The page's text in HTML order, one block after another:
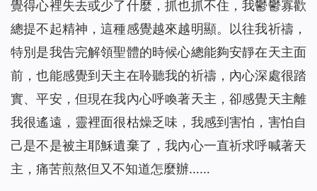
覺得心裡失去或少了什麼，抓也抓不住，我鬱鬱寡歡
總提不起精神，這種感覺越來越明顯。以往我祈禱，
特別是我告完解領聖體的時候心總能夠安靜在天主面
前，也能感覺到天主在聆聽我的祈禱，內心深處很踏
實、平安，但現在我內心呼喚著天主，卻感覺天主離
我很遙遠，靈裡面很枯燥乏味，我感到害怕，害怕自
己是不是被主耶穌遺棄了，我內心一直祈求呼喊著天
主，痛苦煎熬但又不知道怎麼辦……